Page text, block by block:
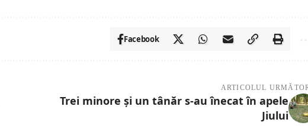
Facebook
ARTICOLUL
Trei minore şi un tânăr s-au înecat în apele
Jiului